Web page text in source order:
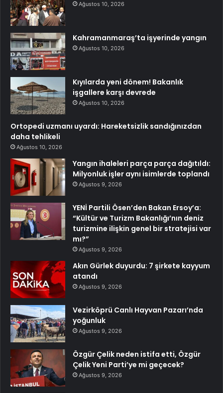
Ağustos 10, 2026
Kahramanmaraş’ta işyerinde yangın
Ağustos 10, 2026
Kıyılarda yeni dönem! Bakanlık
işgallere karşı devrede
Ağustos 10, 2026
Ortopedi uzmanı uyardı: Hareketsizlik sandığınızdan
daha tehlikeli
Ağustos 10, 2026
Yangın ihaleleri parça parça dağıtıldı:
Milyonluk işler aynı isimlerde toplandı
Ağustos 9, 2026
YENİ Partili Ösen’den Bakan Ersoy’a:
“Kültür ve Turizm Bakanlığı’nın deniz
turizmine ilişkin genel bir stratejisi var
mı?”
Ağustos 9, 2026
Akın Gürlek duyurdu: 7 şirkete kayyum
atandı
Ağustos 9, 2026
Vezirköprü Canlı Hayvan Pazarı’nda
yoğunluk
Ağustos 9, 2026
Özgür Çelik neden istifa etti, Özgür
Çelik Yeni Parti’ye mi geçecek?
Ağustos 9, 2026